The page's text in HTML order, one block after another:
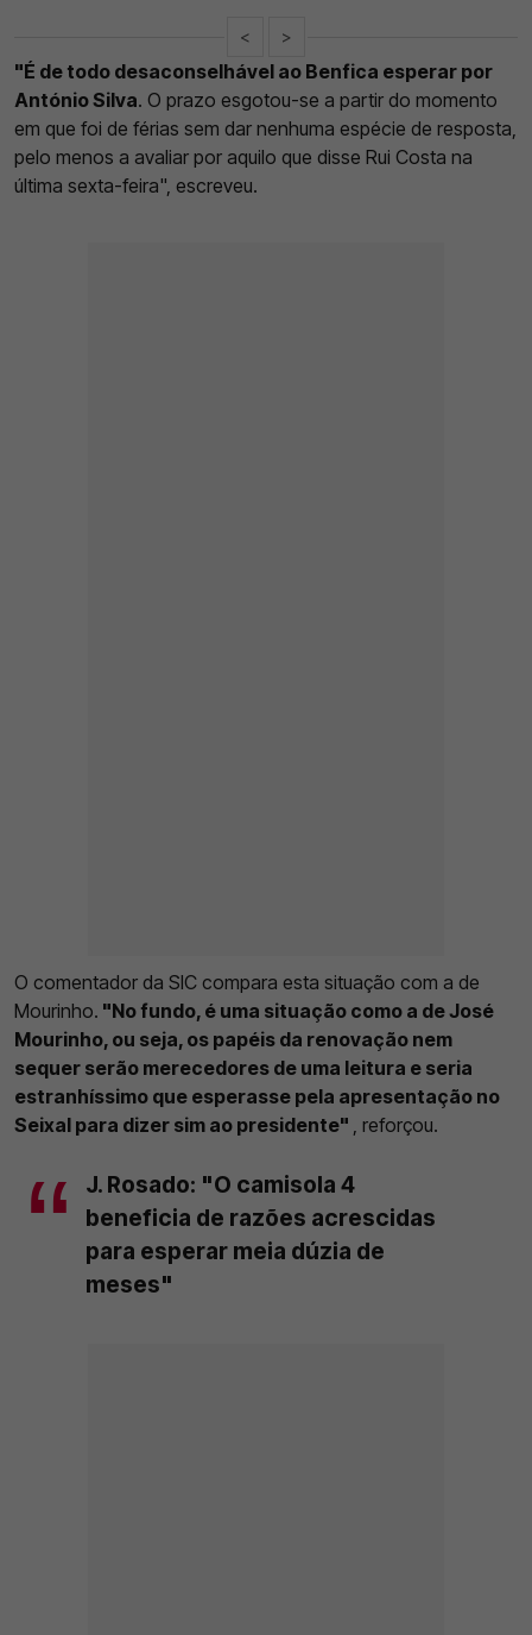
< >
"É de todo desaconselhável ao Benfica esperar por
António Silva. O prazo esgotou-se a partir do momento
em que foi de férias sem dar nenhuma espécie de resposta,
pelo menos a avaliar por aquilo que disse Rui Costa na
última sexta-feira", escreveu.
O comentador da SIC compara esta situação com a de
Mourinho. "No fundo, é uma situação como a de José
Mourinho, ou seja, os papéis da renovação nem
sequer serão merecedores de uma leitura e seria
estranhíssimo que esperasse pela apresentação no
Seixal para dizer sim ao presidente" , reforçou.
J. Rosado: "O camisola 4
beneficia de razões acrescidas
para esperar meia dúzia de
meses"